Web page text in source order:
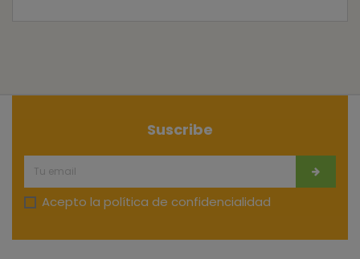
Suscribe
Acepto la política de confidencialidad